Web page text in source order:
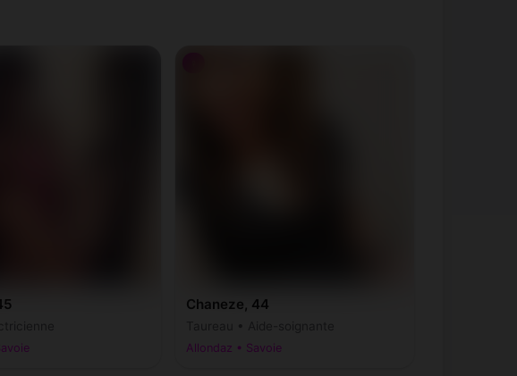
Chaneze, 44
Allondaz • Savoie